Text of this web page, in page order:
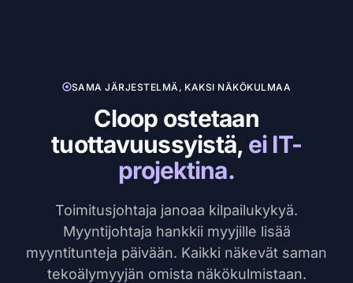
SAMA JÄRJESTELMÄ, KAKSI NÄKÖKULMAA
Cloop ostetaan
tuottavuussyistä, ei IT-
projektina.
Toimitusjohtaja janoaa kilpailukykyä.
Myyntijohtaja hankkii myyjille lisää
myyntitunteja päivään. Kaikki näkevät saman
tekoälymyyjän omista näkökulmistaan.